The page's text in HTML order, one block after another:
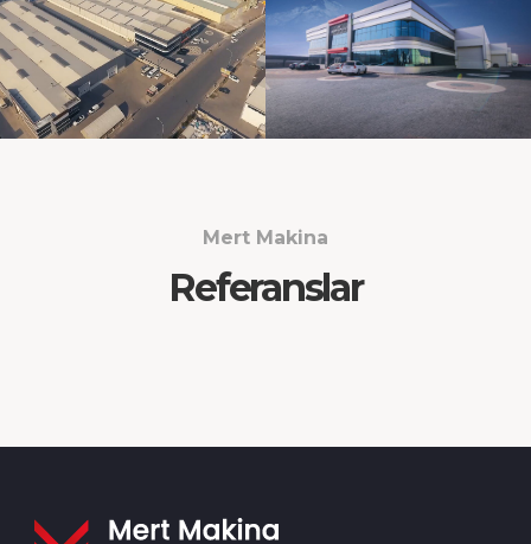
Mert Makina
Referanslar